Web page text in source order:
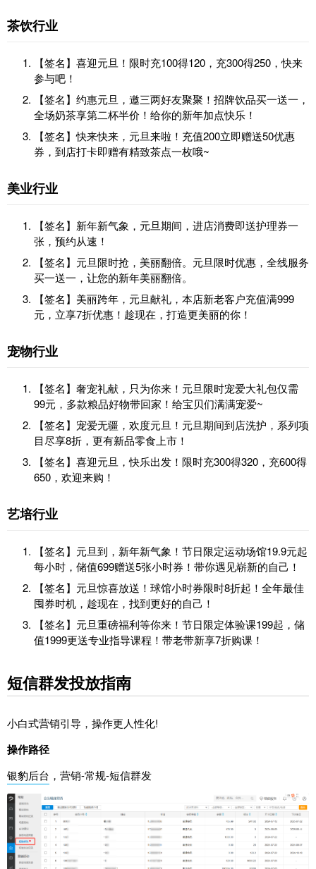
茶饮行业
【签名】喜迎元旦！限时充100得120，充300得250，快来
参与吧！
【签名】约惠元旦，邀三两好友聚聚！招牌饮品买一送一，
全场奶茶享第二杯半价！给你的新年加点快乐！
【签名】快来快来，元旦来啦！充值200立即赠送50优惠
券，到店打卡即赠有精致茶点一枚哦~
美业行业
【签名】新年新气象，元旦期间，进店消费即送护理券一
张，预约从速！
【签名】元旦限时抢，美丽翻倍。元旦限时优惠，全线服务
买一送一，让您的新年美丽翻倍。
【签名】美丽跨年，元旦献礼，本店新老客户充值满999
元，立享7折优惠！趁现在，打造更美丽的你！
宠物行业
【签名】奢宠礼献，只为你来！元旦限时宠爱大礼包仅需
99元，多款粮品好物带回家！给宝贝们满满宠爱~
【签名】宠爱无疆，欢度元旦！元旦期间到店洗护，系列项
目尽享8折，更有新品零食上市！
【签名】喜迎元旦，快乐出发！限时充300得320，充600得
650，欢迎来购！
艺培行业
【签名】元旦到，新年新气象！节日限定运动场馆19.9元起
每小时，储值699赠送5张小时券！带你遇见崭新的自己！
【签名】元旦惊喜放送！球馆小时券限时8折起！全年最佳
囤券时机，趁现在，找到更好的自己！
【签名】元旦重磅福利等你来！节日限定体验课199起，储
值1999更送专业指导课程！带老带新享7折购课！
短信群发投放指南
小白式营销引导，操作更人性化!
操作路径
银豹后台 ，营销-常规-短信群发